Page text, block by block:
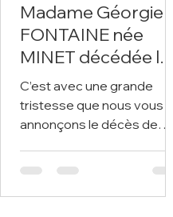
Madame Géorgie
FONTAINE née
MINET décédée le 5
août 2026 dans sa
89ème année.
C’est avec une grande
tristesse que nous vous
annonçons le décès de
FONTAINE survenu le 5
Gohelle. Nous vous invitons